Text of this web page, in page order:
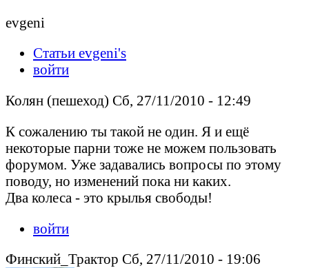
evgeni
Статьи evgeni's
войти
Колян (пешеход) Сб, 27/11/2010 - 12:49
К сожалению ты такой не один. Я и ещё
некоторые парни тоже не можем пользовать
форумом. Уже задавались вопросы по этому
поводу, но изменений пока ни каких.
Два колеса - это крылья свободы!
войти
Финский_Трактор Сб, 27/11/2010 - 19:06